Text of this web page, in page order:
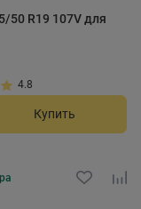
50 R19 107V для
4.8
Купить